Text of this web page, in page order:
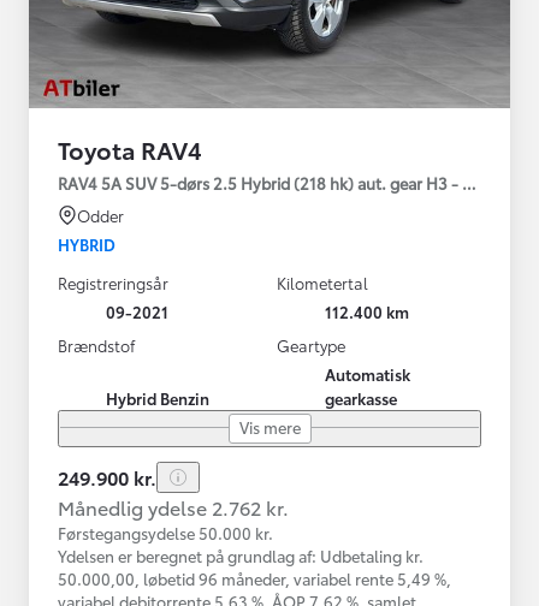
Toyota RAV4
RAV4 5A SUV 5-dørs 2.5 Hybrid (218 hk) aut. gear H3 - Comfort
Odder
HYBRID
Registreringsår
09-2021
Kilometertal
112.400 km
Brændstof
Hybrid Benzin
Geartype
Automatisk
gearkasse
Vis mere
249.900 kr.
Månedlig ydelse 2.762 kr.
Førstegangsydelse 50.000 kr.
Ydelsen er beregnet på grundlag af: Udbetaling kr.
50.000,00, løbetid 96 måneder, variabel rente 5,49 %,
variabel debitorrente 5,63 %, ÅOP 7,62 %, samlet